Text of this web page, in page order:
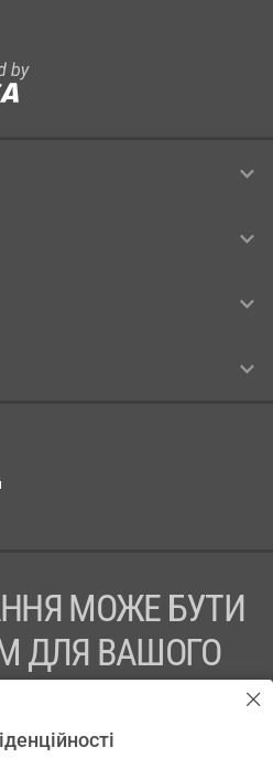
МОЖЕ БУТИ
ДЛЯ ВАШОГО
ПРОКОНСУЛЬТУЙТЕСЬ